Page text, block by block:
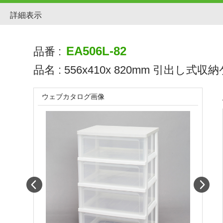
詳細表示
品番 : EA506L-82
品名 : 556x410x 820mm 引出し式収
ウェブカタログ画像